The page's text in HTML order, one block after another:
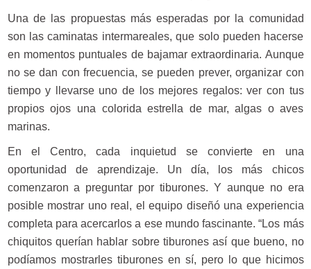
Una de las propuestas más esperadas por la comunidad
son las caminatas intermareales, que solo pueden hacerse
en momentos puntuales de bajamar extraordinaria. Aunque
no se dan con frecuencia, se pueden prever, organizar con
tiempo y llevarse uno de los mejores regalos: ver con tus
propios ojos una colorida estrella de mar, algas o aves
marinas.
En el Centro, cada inquietud se convierte en una
oportunidad de aprendizaje. Un día, los más chicos
comenzaron a preguntar por tiburones. Y aunque no era
posible mostrar uno real, el equipo diseñó una experiencia
completa para acercarlos a ese mundo fascinante. “Los más
chiquitos querían hablar sobre tiburones así que bueno, no
podíamos mostrarles tiburones en sí, pero lo que hicimos